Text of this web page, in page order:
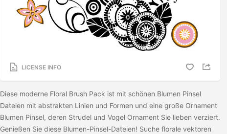
LICENSE INFO
Diese moderne Floral Brush Pack ist mit schönen Blumen Pinsel
Dateien mit abstrakten Linien und Formen und eine große Ornament
Blumen Pinsel, deren Strudel und Vogel Ornament Sie lieben verziert.
Genießen Sie diese Blumen-Pinsel-Dateien! Suche florale vektoren